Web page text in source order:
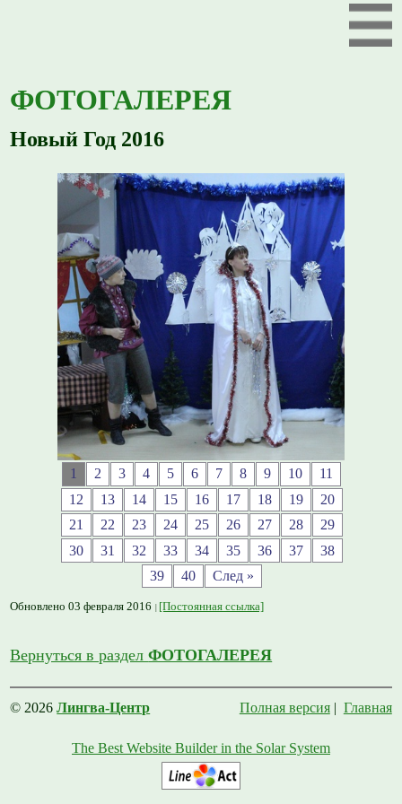
ФОТОГАЛЕРЕЯ
Новый Год 2016
1 2 3 4 5 6 7 8 9 10
11
12
13 14 15 16 17 18 19
20
21
22 23 24 25 26 27 28
29
30
31 32 33 34 35 36 37
38
39
40 След »
Обновлено 03 февраля 2016 [Постоянная ссылка]
Вернуться в разделФОТОГАЛЕРЕЯ
© 2026Лингва-Центр Полная версия| Главная
The Best Website Builder in the Solar System